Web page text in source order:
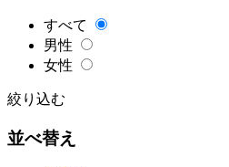
すべて
男性
女性
絞り込む
並べ替え